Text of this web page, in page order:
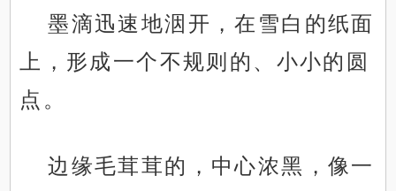
墨滴迅速地洇开，在雪白的纸面
上，形成一个不规则的、小小的圆
点。
边缘毛茸茸的，中心浓黑，像一